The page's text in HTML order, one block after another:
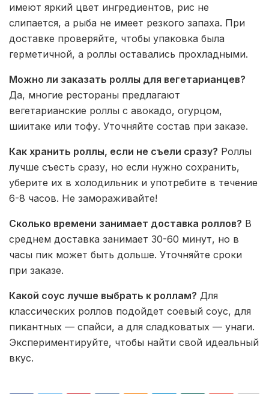
имеют яркий цвет ингредиентов, рис не
слипается, а рыба не имеет резкого запаха. При
доставке проверяйте, чтобы упаковка была
герметичной, а роллы оставались прохладными.
Можно ли заказать роллы для вегетарианцев?
Да, многие рестораны предлагают
вегетарианские роллы с авокадо, огурцом,
шиитаке или тофу. Уточняйте состав при заказе.
Как хранить роллы, если не съели сразу? Роллы
лучше съесть сразу, но если нужно сохранить,
уберите их в холодильник и употребите в течение
6-8 часов. Не замораживайте!
Сколько времени занимает доставка роллов? В
среднем доставка занимает 30-60 минут, но в
часы пик может быть дольше. Уточняйте сроки
при заказе.
Какой соус лучше выбрать к роллам? Для
классических роллов подойдет соевый соус, для
пикантных — спайси, а для сладковатых — унаги.
Экспериментируйте, чтобы найти свой идеальный
вкус.